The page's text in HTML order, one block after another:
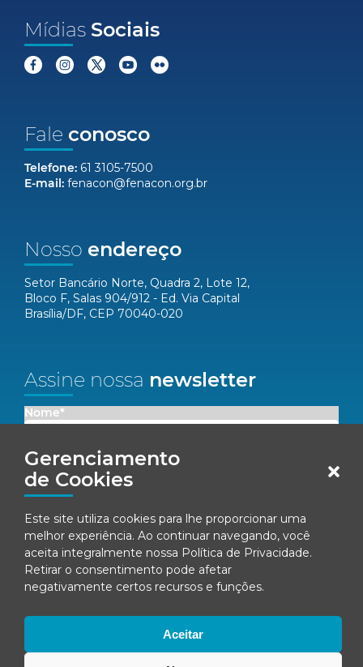
Gerenciamento
de Cookies
Este site utiliza cookies para lhe proporcionar uma
melhor experiência. Ao continuar navegando, você
aceita integralmente nossa Política de Privacidade.
Retirar o consentimento pode afetar
negativamente certos recursos e funções.
Aceitar
Mídias Sociais
Fale conosco
Telefone: 61 3105-7500
E-mail: fenacon@fenacon.org.br
Nosso endereço
Setor Bancário Norte, Quadra 2, Lote 12,
Bloco F, Salas 904/912 - Ed. Via Capital
Brasília/DF, CEP 70040-020
Assine nossa newsletter
Nome*
Email*
Cadastrar
Ao se inscrever, você concorda com nossa Política de Privacidade
© Fenacon 2026